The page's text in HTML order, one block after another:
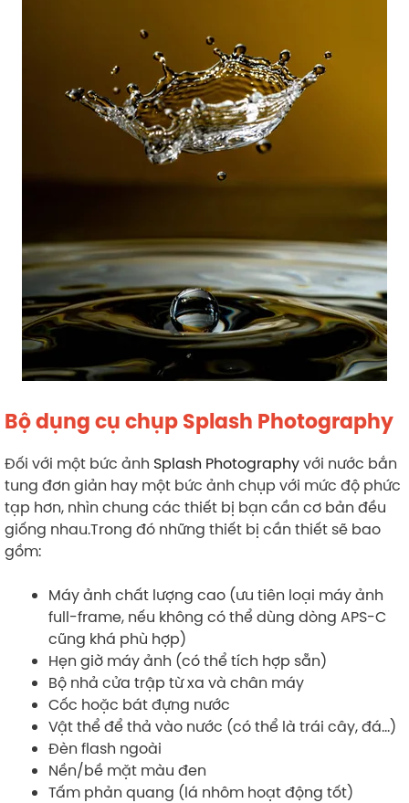
Bộ dụng cụ chụp Splash Photography
Đối với một bức ảnh Splash Photographyvới nước bắn
tung đơn giản hay một bức ảnh chụp với mức độ phức
tạp hơn, nhìn chung các thiết bị bạn cần cơ bản đều
giống nhau.Trong đó những thiết bị cần thiết sẽ bao
gồm:
Máy ảnh chất lượng cao (ưu tiên loại máy ảnh
full-frame, nếu không có thể dùng dòng APS-C
cũng khá phù hợp)
Hẹn giờ máy ảnh (có thể tích hợp sẵn)
Bộ nhả cửa trập từ xa và chân máy
Cốc hoặc bát đựng nước
Vật thể để thả vào nước (có thể là trái cây, đá…)
Đèn flash ngoài
Nền/bề mặt màu đen
Tấm phản quang (lá nhôm hoạt động tốt)